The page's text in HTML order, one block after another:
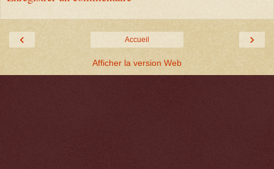
‹ ›
Accueil
Afficher la version Web